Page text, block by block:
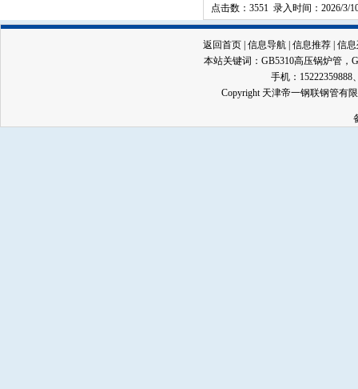
点击数：3551 录入时间：2026/3/
返回首页 信息导航 信息推荐 信
本站关键词： GB5310高压锅炉管，
手机：15222359888
Copyright 天津帝一钢联钢管有